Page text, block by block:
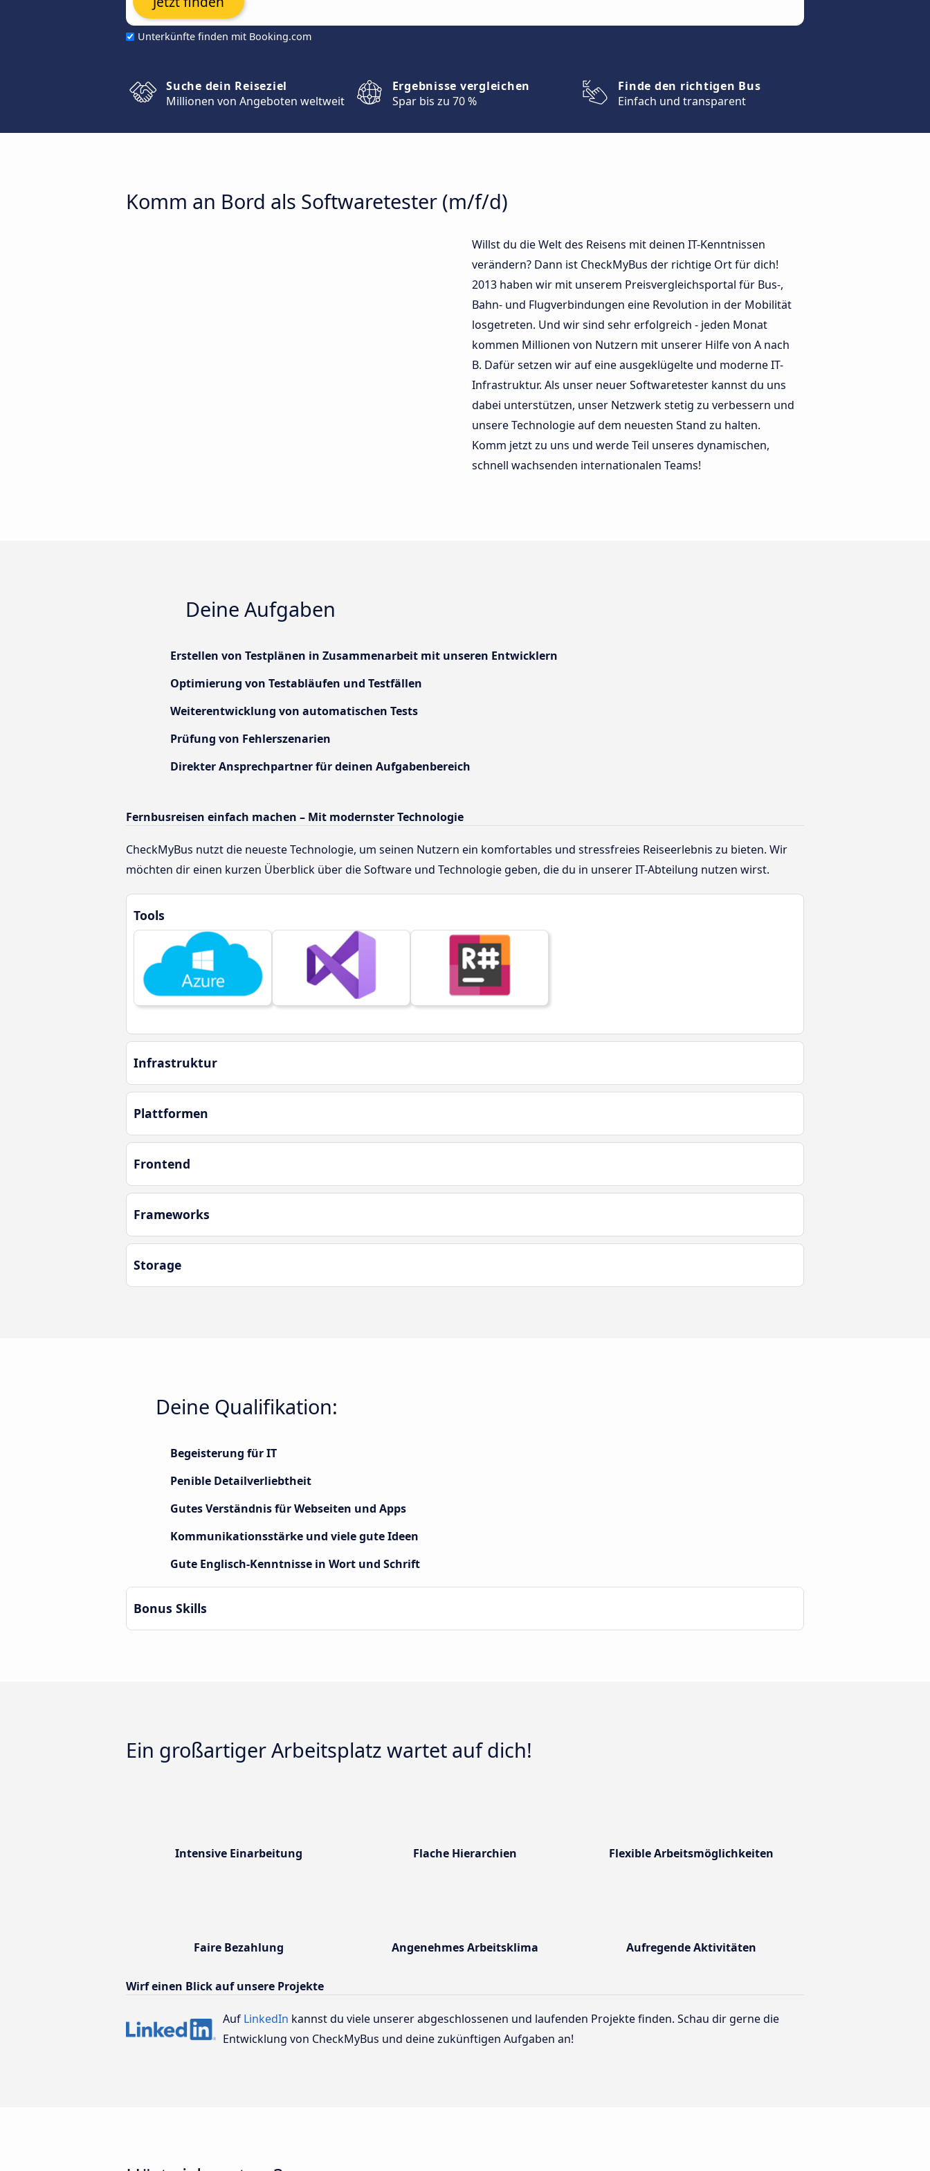
Unterkünfte finden mit Booking.com
Suche dein Reiseziel
Millionen von Angeboten weltweit
Ergebnisse vergleichen
Spar bis zu 70 %
Finde den richtigen Bus
Einfach und transparent
Komm an Bord als Softwaretester (m/f/d)
Willst du die Welt des Reisens mit deinen IT-Kenntnissen
verändern? Dann ist CheckMyBus der richtige Ort für dich!
2013 haben wir mit unserem Preisvergleichsportal für Bus-,
Bahn- und Flugverbindungen eine Revolution in der Mobilität
losgetreten. Und wir sind sehr erfolgreich - jeden Monat
kommen Millionen von Nutzern mit unserer Hilfe von A nach
B. Dafür setzen wir auf eine ausgeklügelte und moderne IT-
Infrastruktur. Als unser neuer Softwaretester kannst du uns
dabei unterstützen, unser Netzwerk stetig zu verbessern und
unsere Technologie auf dem neuesten Stand zu halten.
Komm jetzt zu uns und werde Teil unseres dynamischen,
schnell wachsenden internationalen Teams!
Deine Aufgaben
Erstellen von Testplänen in Zusammenarbeit mit unseren Entwicklern
Optimierung von Testabläufen und Testfällen
Weiterentwicklung von automatischen Tests
Prüfung von Fehlerszenarien
Direkter Ansprechpartner für deinen Aufgabenbereich
Fernbusreisen einfach machen – Mit modernster Technologie
CheckMyBus nutzt die neueste Technologie, um seinen Nutzern ein komfortables und stressfreies Reiseerlebnis zu bieten. Wir
möchten dir einen kurzen Überblick über die Software und Technologie geben, die du in unserer IT-Abteilung nutzen wirst.
Tools
Infrastruktur
Plattformen
Frontend
Frameworks
Storage
Deine Qualifikation:
Begeisterung für IT
Penible Detailverliebtheit
Gutes Verständnis für Webseiten und Apps
Kommunikationsstärke und viele gute Ideen
Gute Englisch-Kenntnisse in Wort und Schrift
Bonus Skills
Ein großartiger Arbeitsplatz wartet auf dich!
Intensive Einarbeitung Flache Hierarchien Flexible Arbeitsmöglichkeiten
Faire Bezahlung Angenehmes Arbeitsklima Aufregende Aktivitäten
Wirf einen Blick auf unsere Projekte
Auf LinkedIn kannst du viele unserer abgeschlossenen und laufenden Projekte finden. Schau dir gerne die
Entwicklung von CheckMyBus und deine zukünftigen Aufgaben an!